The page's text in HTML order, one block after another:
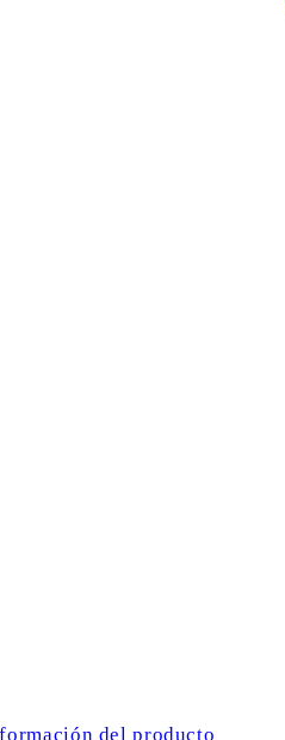
del producto